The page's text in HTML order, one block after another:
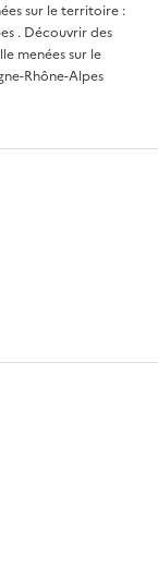
sur le territoire :
. Découvrir des
menées sur le
Rhône-Alpes